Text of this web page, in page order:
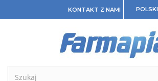
POLSKI
KONTAKT Z NAMI